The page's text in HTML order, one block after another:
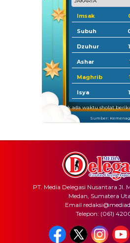
Imsak
Subuh
Dzuhur
Ashar
Maghrib
Isya
Tidak ada waktu sholat
Sumber: Kemenag
PT. Media Delegasi Nusantara Jl.
Medan, Sumatera
Email
Telepon: (061)